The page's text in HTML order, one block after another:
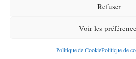
Refuser
Voir les
Politique de CookiePolitique de
©2026 – Les Bassins d’En Jourdou –
a n